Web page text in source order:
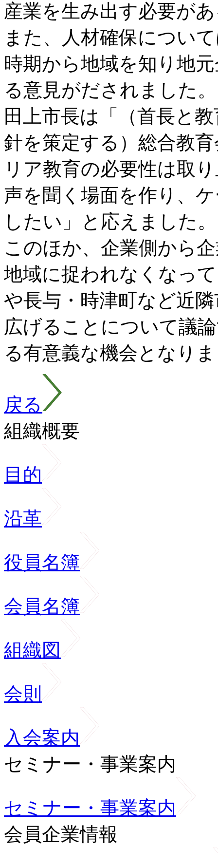
産業を生み出す必要が
また、人材確保につい
時期から地域を知り地
る意見がだされました。
田上市長は「（首長と
針を策定する）総合教
リア教育の必要性は取
声を聞く場面を作り、
したい」と応えました。
このほか、企業側から
地域に捉われなくなっ
や長与・時津町など近
広げることについて議
る有意義な機会となり
戻る
組織概要
目的
沿革
役員名簿
会員名簿
組織図
会則
入会案内
セミナー・事業案内
セミナー・事業案内
会員企業情報